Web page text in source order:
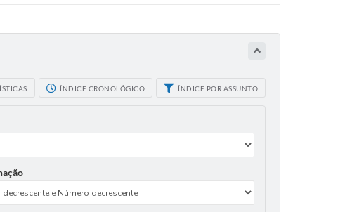
ÍNDICE CRONOLÓGICO ÍNDICE POR ASSUNTO